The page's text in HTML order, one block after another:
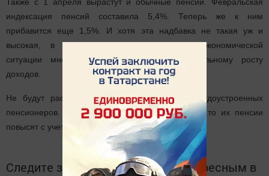
индексация пенсий составила 5,4%. Теперь же к ним
прибавится еще 1,5%. И хотя эта надбавка не такая уж и
высокая, в условиях нынешней сложной экономической
ситуации многие будут рады даже минимальному росту
доходов.
Не будут расти лишь пенсии официально трудоустроенных
пенсионеров. Но после того как они уволятся, то их пенсии
повысят с учетом всех пропущенных индексаций.
Следите за самым важным и интересным в